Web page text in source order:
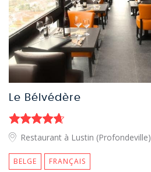
Le Bélvédère
Restaurant à Lustin (Profondeville)
BELGE FRANÇAIS